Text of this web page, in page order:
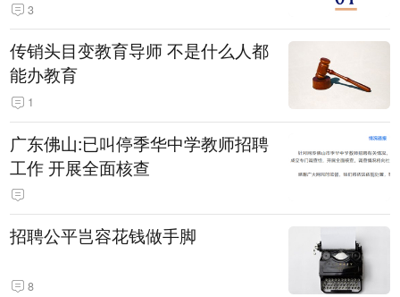
3
传销头目变教育导师 不是什么人都
能办教育
1
广东佛山:已叫停季华中学教师招聘
工作 开展全面核查
招聘公平岂容花钱做手脚
8